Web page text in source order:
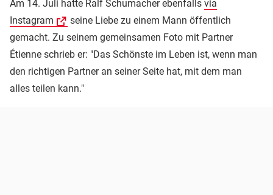
Am 14. Juli hatte Ralf Schumacher ebenfalls via
Instagram
seine Liebe zu einem Mann öffentlich
gemacht. Zu seinem gemeinsamen Foto mit Partner
Étienne schrieb er: "Das Schönste im Leben ist, wenn man
den richtigen Partner an seiner Seite hat, mit dem man
alles teilen kann."